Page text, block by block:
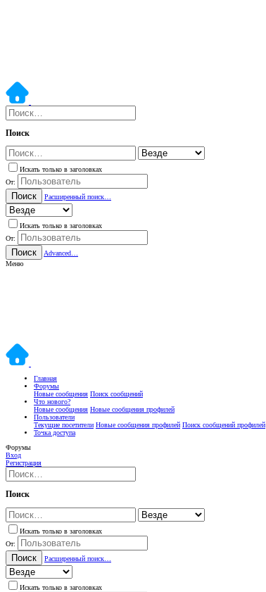
Поиск
Искать только в заголовках
От:
Поиск Расширенный поиск…
Искать только в заголовках
От:
Поиск
Advanced…
Меню
Главная
Форумы
Новые сообщения Поиск сообщений
Что нового?
Новые сообщения Новые сообщения профилей
Пользователи
Текущие посетители Новые сообщения профилей Поиск сообщений профилей
Точка доступа
Форумы
Вход
Регистрация
Поиск
Искать только в заголовках
От:
Поиск Расширенный поиск…
Искать только в заголовках